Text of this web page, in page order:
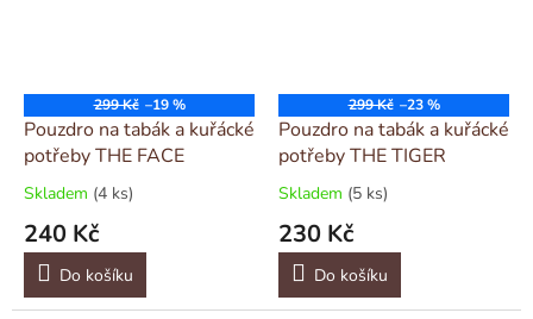
299 Kč –19 %
Pouzdro na tabák a kuřácké
potřeby THE FACE
Skladem (4 ks)
240 Kč
Do košíku
299 Kč –23 %
Pouzdro na tabák a kuřácké
potřeby THE TIGER
Skladem (5 ks)
230 Kč
Do košíku